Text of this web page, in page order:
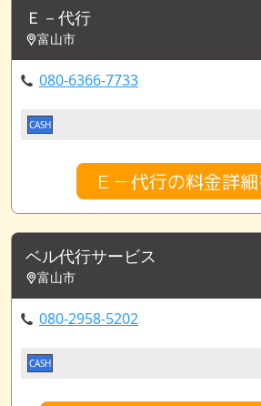
Ｅ－代行
富山市
080-6366-7733
CASH
Ｅ－代行の料金詳
ベル代行サービス
富山市
080-2958-5202
CASH